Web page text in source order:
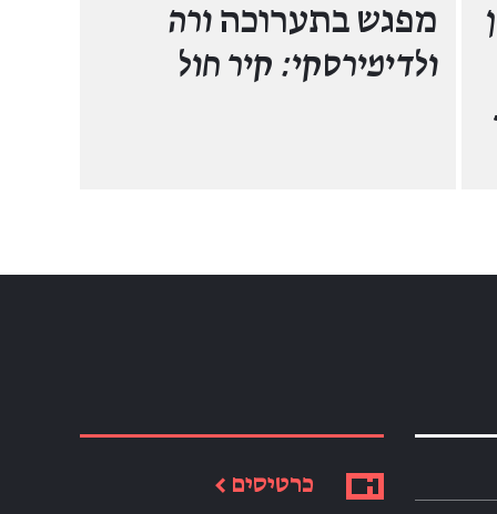
מפגש בתערוכה ורה
ולדימירסקי: קיר חול
כרטיסים ←